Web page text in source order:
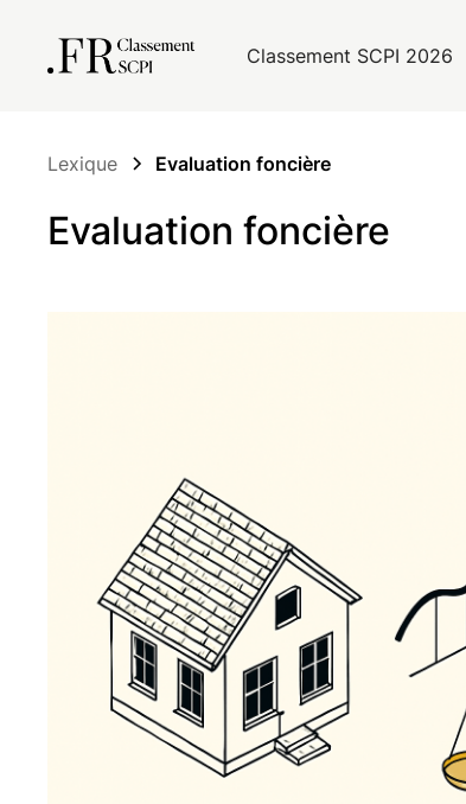
Classement SCPI 2026
Lexique Evaluation foncière
Evaluation foncière